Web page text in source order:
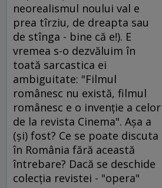
neorealismul noului val e
prea tîrziu, de dreapta sau
de stînga - bine că e!). E
vremea s-o dezvăluim în
toată sarcastica ei
ambiguitate: "Filmul
românesc nu există, filmul
românesc e o invenţie a celor
de la revista Cinema". Aşa a
(şi) fost? Ce se poate discuta
în România fără această
întrebare? Dacă se deschide
colecţia revistei - "opera"